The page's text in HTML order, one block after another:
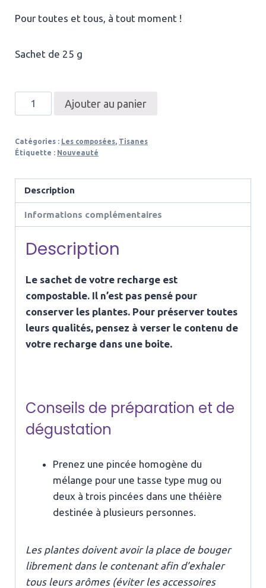
Pour toutes et tous, à tout moment !
Sachet de 25 g
quantité
de
Tisane
La
Délicieuse
Ajouter au panier
Catégories : Les composées Tisanes
Étiquette : Nouveauté
Description
Informations complémentaires
Description
Le sachet de votre recharge est
compostable. Il n’est pas pensé pour
conserver les plantes. Pour préserver toutes
leurs qualités, pensez à verser le contenu de
votre recharge dans une boite.
Conseils de préparation et de
dégustation
Prenez une pincée homogène du
mélange pour une tasse type mug ou
deux à trois pincées dans une théière
destinée à plusieurs personnes.
Les plantes doivent avoir la place de bouger
librement dans le contenant afin d’exhaler
tous leurs arômes (éviter les accessoires